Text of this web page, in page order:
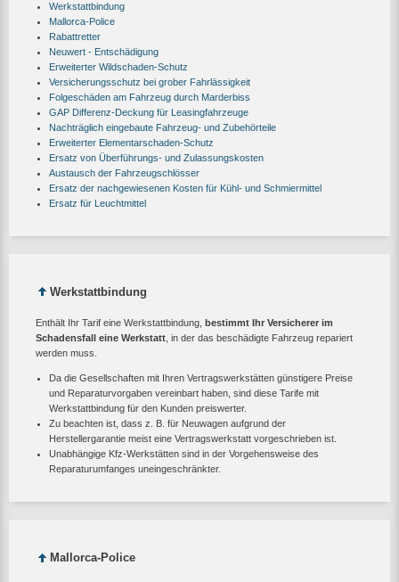
Werkstattbindung
Mallorca-Police
Rabattretter
Neuwert - Entschädigung
Erweiterter Wildschaden-Schutz
Versicherungsschutz bei grober Fahrlässigkeit
Folgeschäden am Fahrzeug durch Marderbiss
GAP Differenz-Deckung für Leasingfahrzeuge
Nachträglich eingebaute Fahrzeug- und Zubehörteile
Erweiterter Elementarschaden-Schutz
Ersatz von Überführungs- und Zulassungskosten
Austausch der Fahrzeugschlösser
Ersatz der nachgewiesenen Kosten für Kühl- und Schmiermittel
Ersatz für Leuchtmittel
Werkstattbindung
Enthält Ihr Tarif eine Werkstattbindung,
bestimmt Ihr Versicherer im
Schadensfall eine Werkstatt , in der das beschädigte Fahrzeug repariert
werden muss.
Da die Gesellschaften mit Ihren Vertragswerkstätten günstigere Preise
und Reparaturvorgaben vereinbart haben, sind diese Tarife mit
Werkstattbindung für den Kunden preiswerter.
Zu beachten ist, dass z. B. für Neuwagen aufgrund der
Herstellergarantie meist eine Vertragswerkstatt vorgeschrieben ist.
Unabhängige Kfz-Werkstätten sind in der Vorgehensweise des
Reparaturumfanges uneingeschränkter.
Mallorca-Police